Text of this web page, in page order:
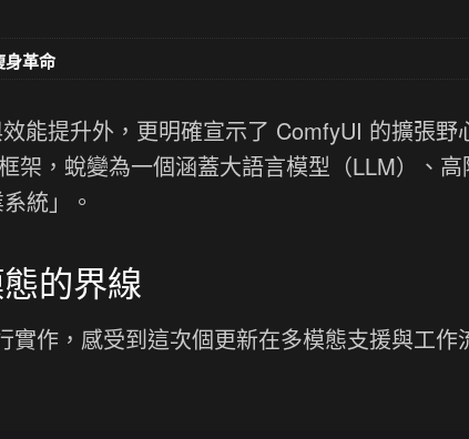
身革命
能提升外，更明確宣示了 ComfyUI 的擴張野
架，蛻變為一個涵蓋大語言模型（LLM）、
統」。
的界線
作，感受到這次個更新在多模態支援與工作